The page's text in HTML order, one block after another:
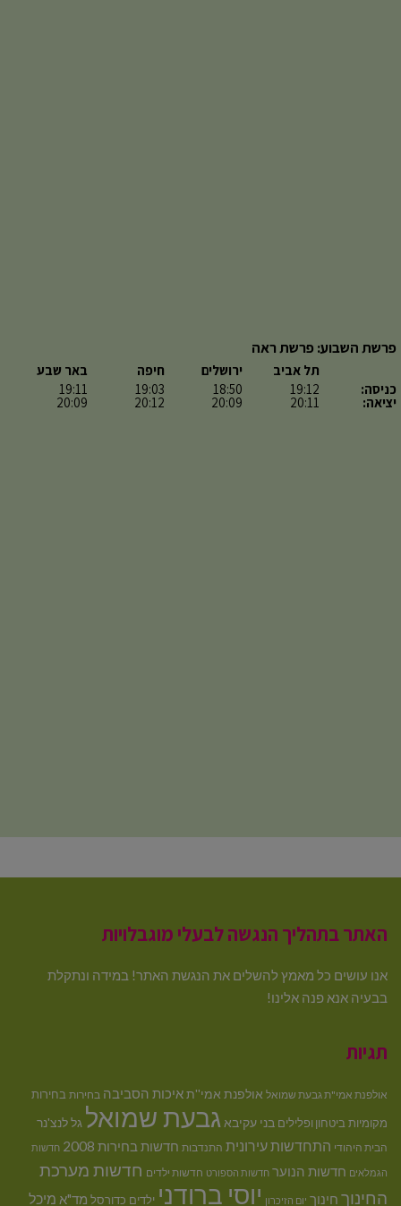
פרשת השבוע: פרשת ראה
כניסה:
יציאה:
תל אביב
19:12
20:11
ירושלים
18:50
20:09
חיפה
19:03
20:12
באר שבע
19:11
20:09
האתר בתהליך הנגשה לבעלי מוגבלויות
אנו עושים כל מאמץ להשלים את הנגשת האתר! במידה ונתקלת
בבעיה אנא פנה אלינו!
תגיות
אולפנת אמי"ת גבעת שמואל אולפנת אמי''תאיכות הסביבה בחירות בחירות
מקומיות ביטחון ופלילים בני עקיבא גבעת שמואל גל לנצ'נר
הבית היהודי התחדשות עירונית התנדבות חדשות בחירות 2008 חדשות
הגמלאים חדשות הנוער חדשות הספורט חדשות ילדים חדשות מערכת
החינוך חינוך יום הזיכרון יוסי ברודני ילדים כדורסל מד"א מיכל